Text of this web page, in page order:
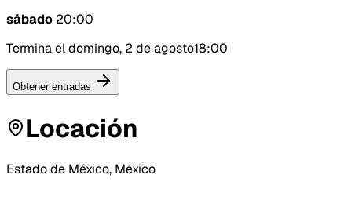
sábado 20:00
Termina el domingo, 2 de agosto18:00
Obtener entradas
Locación
Estado de México, México